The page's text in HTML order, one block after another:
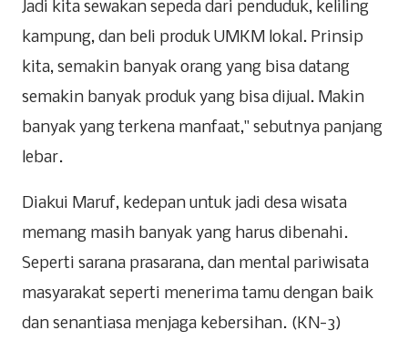
Jadi kita sewakan sepeda dari penduduk, keliling
kampung, dan beli produk UMKM lokal. Prinsip
kita, semakin banyak orang yang bisa datang
semakin banyak produk yang bisa dijual. Makin
banyak yang terkena manfaat," sebutnya panjang
lebar.
Diakui Maruf, kedepan untuk jadi desa wisata
memang masih banyak yang harus dibenahi.
Seperti sarana prasarana, dan mental pariwisata
masyarakat seperti menerima tamu dengan baik
dan senantiasa menjaga kebersihan. (KN-3)